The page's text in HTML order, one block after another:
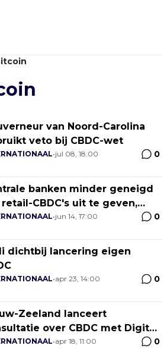
van Noord-Carolina
veto bij CBDC-wet
•jul 08, 18:00 0
banken minder geneigd
CBDC's uit te geven,
BIS
•jun 14, 17:00 0
dichtbij lancering eigen
•apr 23, 14:00 0
Zeeland lanceert
over CBDC met Digital
•apr 18, 11:00 0